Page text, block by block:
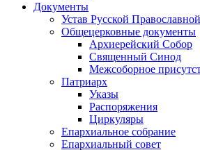
Документы
Устав Русской
Общецерковные документы
Архиерейский Собор
Священный Синод
Межсоборное
Патриарх
Указы
Распоряжения
Циркуляры
Епархиальное собрание
Епархиальный совет